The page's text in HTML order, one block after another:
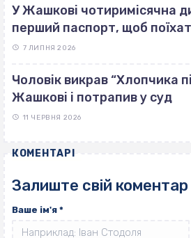
У Жашкові чотиримісячна
перший паспорт, щоб
7 ЛИПНЯ 2026
Чоловік викрав “Хлопчика
Жашкові і потрапив у суд
11 ЧЕРВНЯ 2026
КОМЕНТАРІ
Залиште свій коментар
Ваше ім'я *